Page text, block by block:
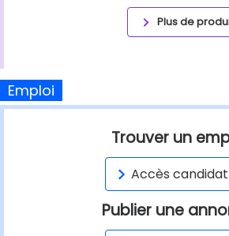
Plus de
Emploi
Trouver un
Accès candidat
Publier une